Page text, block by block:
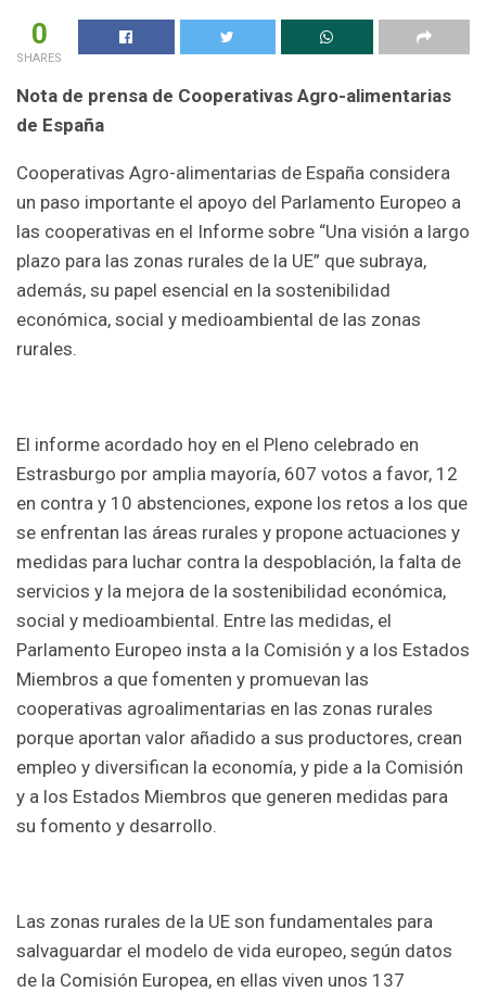
0
SHARES
Nota de prensa de Cooperativas Agro-alimentarias
de España
Cooperativas Agro-alimentarias de España considera
un paso importante el apoyo del Parlamento Europeo a
las cooperativas en el Informe sobre “Una visión a largo
plazo para las zonas rurales de la UE” que subraya,
además, su papel esencial en la sostenibilidad
económica, social y medioambiental de las zonas
rurales.
El informe acordado hoy en el Pleno celebrado en
Estrasburgo por amplia mayoría, 607 votos a favor, 12
en contra y 10 abstenciones, expone los retos a los que
se enfrentan las áreas rurales y propone actuaciones y
medidas para luchar contra la despoblación, la falta de
servicios y la mejora de la sostenibilidad económica,
social y medioambiental. Entre las medidas, el
Parlamento Europeo insta a la Comisión y a los Estados
Miembros a que fomenten y promuevan las
cooperativas agroalimentarias en las zonas rurales
porque aportan valor añadido a sus productores, crean
empleo y diversifican la economía, y pide a la Comisión
y a los Estados Miembros que generen medidas para
su fomento y desarrollo.
Las zonas rurales de la UE son fundamentales para
salvaguardar el modelo de vida europeo, según datos
de la Comisión Europea, en ellas viven unos 137